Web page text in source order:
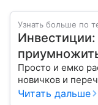
Узнать больше по
Просто и емко
новичков и
Читать дальше